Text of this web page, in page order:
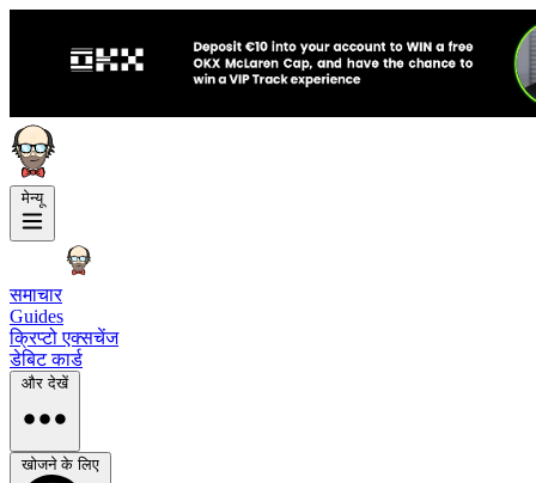
मेन्यू
समाचार
Guides
क्रिप्टो एक्सचेंज
डेबिट कार्ड
और देखें
खोजने के लिए